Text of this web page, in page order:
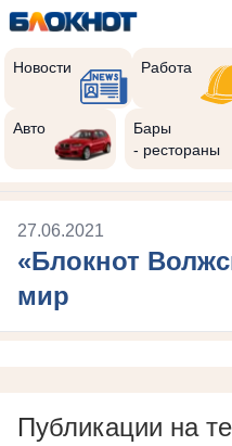
Новости Работа
Авто
Бары
- рестораны
27.06.2021
«Блокнот
мир
Публикации на